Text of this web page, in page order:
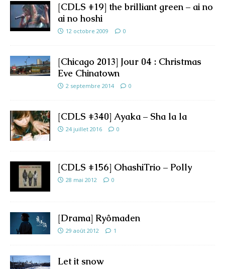
[CDLS #19] the brilliant green – ai no
ai no hoshi
12 octobre 2009 0
[Chicago 2013] Jour 04 : Christmas
Eve Chinatown
2 septembre 2014 0
[CDLS #340] Ayaka – Sha la la
24 juillet 2016 0
[CDLS #156] OhashiTrio – Polly
28 mai 2012 0
[Drama] Ryômaden
29 août 2012 1
Let it snow